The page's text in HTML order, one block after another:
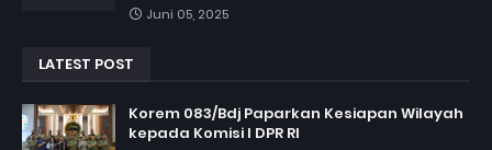
Juni 05, 2025
LATEST POST
Korem 083/Bdj Paparkan Kesiapan Wilayah
kepada Komisi I DPR RI